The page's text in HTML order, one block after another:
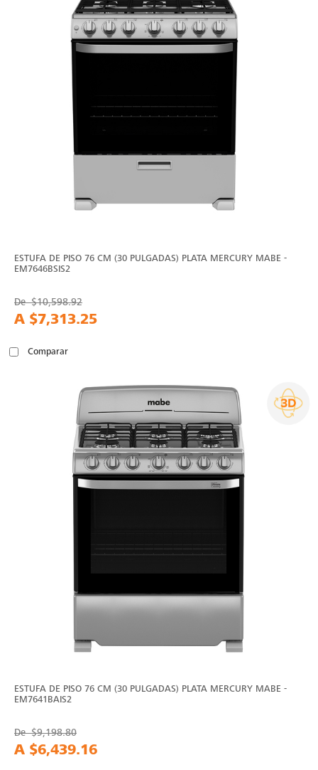
ESTUFA DE PISO 76 CM (30 PULGADAS) PLATA MERCURY MABE -
EM7646BSIS2
De$10,598.92
A $7,313.25
Comparar
ESTUFA DE PISO 76 CM (30 PULGADAS) PLATA MERCURY MABE -
EM7641BAIS2
De$9,198.80
A $6,439.16